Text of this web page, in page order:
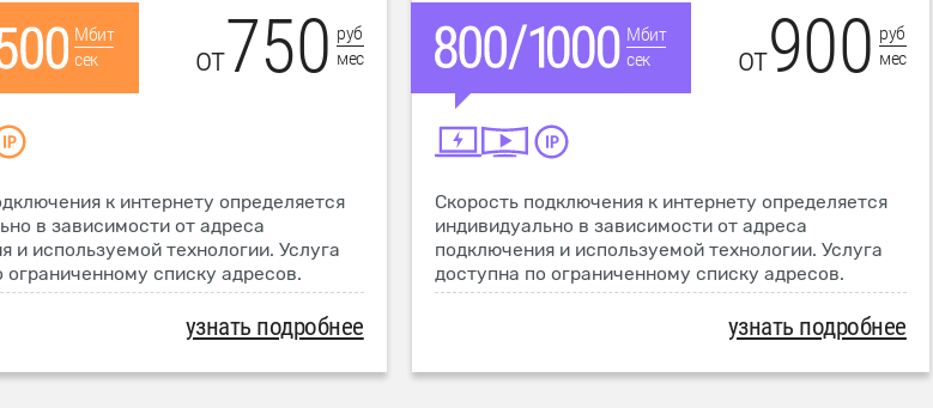
Мбит
сек
от750 руб
мес
к интернету определяется
в зависимости от адреса
и используемой технологии. Услуга
ограниченному списку адресов.
узнать подробнее
Мбит
сек
от900 руб
мес
Скорость подключения к интернету определяется
индивидуально в зависимости от адреса
подключения и используемой технологии. Услуга
доступна по ограниченному списку адресов.
узнать подробнее